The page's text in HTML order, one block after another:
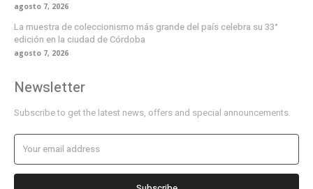
agosto 7, 2026
La muestra de coleccionismo más grande del país celebra su 33°
edición en la ciudad de Córdoba
agosto 7, 2026
Newsletter
Subscribe to get the latest news, offers and special announcements.